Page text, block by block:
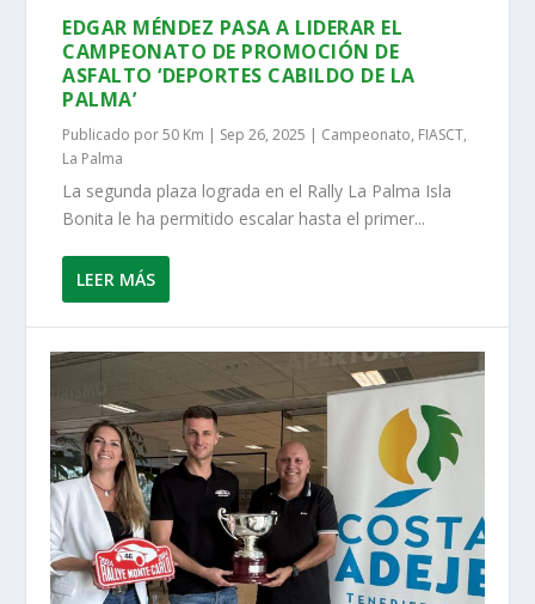
EDGAR MÉNDEZ PASA A LIDERAR EL
CAMPEONATO DE PROMOCIÓN DE
ASFALTO ‘DEPORTES CABILDO DE LA
PALMA’
Publicado por50 Km | Sep 26, 2025 | Campeonato, FIASCT,
La Palma
La segunda plaza lograda en el Rally La Palma Isla
Bonita le ha permitido escalar hasta el primer...
LEER MÁS